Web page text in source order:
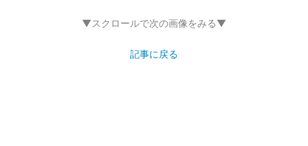
▼スクロールで次の画像をみる▼
記事に戻る